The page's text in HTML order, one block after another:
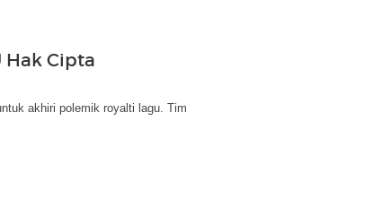
Hak Cipta
akhiri polemik royalti lagu. Tim